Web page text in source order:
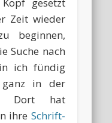
Zeit wieder
beginnen,
Suche nach
ich fündig
in der
Dort hat
ihre Schrift-